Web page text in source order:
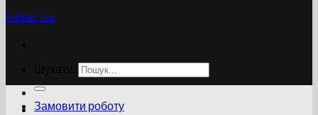
helper ua
Замовити роботу